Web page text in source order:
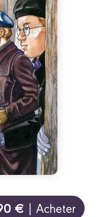
€ | Acheter